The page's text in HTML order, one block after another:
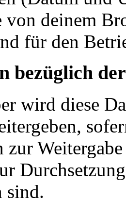
von deinem
für den
bezüglich
wird diese
zur
sind.